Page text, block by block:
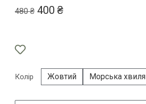
480₴ 400 ₴
Колір Жовтий Морська хвиля